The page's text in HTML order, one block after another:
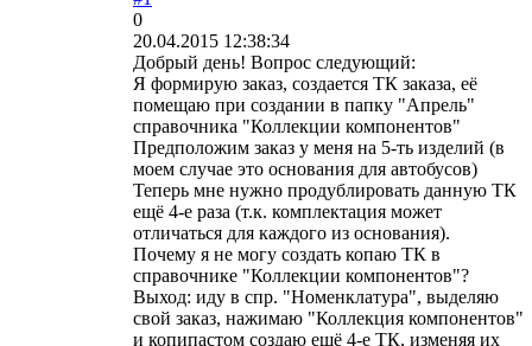
0
20.04.2015 12:38:34
Добрый день! Вопрос следующий:
Я формирую заказ, создается ТК заказа, её
помещаю при создании в папку "Апрель"
справочника "Коллекции компонентов"
Предположим заказ у меня на 5-ть изделий (в
моем случае это основания для автобусов)
Теперь мне нужно продублировать данную ТК
ещё 4-е раза (т.к. комплектация может
отличаться для каждого из основания).
Почему я не могу создать копаю ТК в
справочнике "Коллекции компонентов"?
Выход: иду в спр. "Номенклатура", выделяю
свой заказ, нажимаю "Коллекция компонентов"
и копипастом создаю ещё 4-е ТК, изменяя их